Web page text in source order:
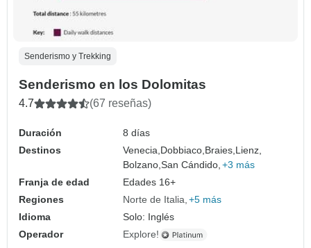
Senderismo y Trekking
Senderismo en los Dolomitas
4.7 (67 reseñas)
Duración
8 días
Destinos
Venecia, Dobbiaco, Braies, Lienz,
Bolzano,San Cándido, +3 más
Franja de edad
Edades 16+
Regiones
Norte de Italia +5 más
Idioma
Solo: Inglés
Operador
Explore!